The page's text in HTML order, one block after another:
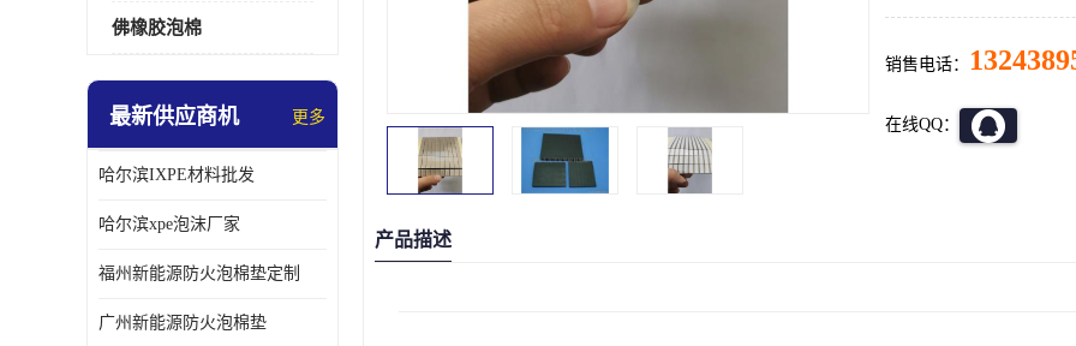
佛橡胶泡棉
最新供应商机 更多
哈尔滨IXPE材料批发
哈尔滨xpe泡沫厂家
福州新能源防火泡棉垫定制
广州新能源防火泡棉垫
销售电话：
在线QQ：
产品描述